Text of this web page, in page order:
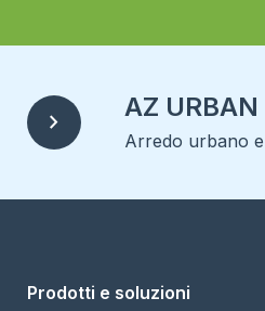
chevron_right AZ URBAN
Arredo urbano
Prodotti e soluzioni